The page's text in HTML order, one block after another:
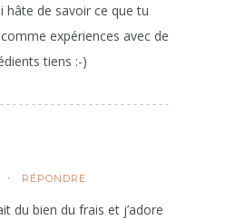
hâte de savoir ce que tu
expériences avec de
tiens :-)
RÉPONDRE
du bien du frais et j’adore